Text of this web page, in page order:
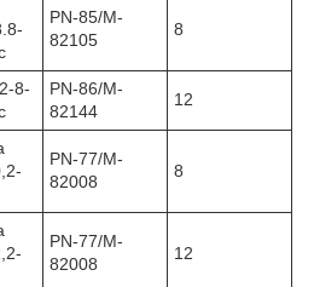
PN-85/M-
82105
8
8-
PN-86/M-
82144
12
PN-77/M-
82008
8
PN-77/M-
82008
12